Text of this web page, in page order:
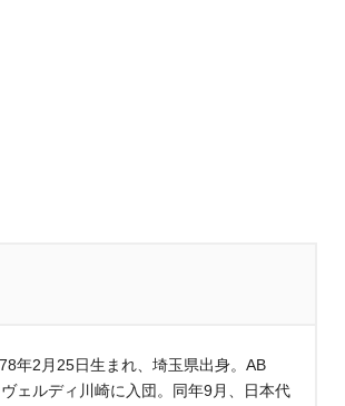
2月25日生まれ、埼玉県出身。AB
ェルディ川崎に入団。同年9月、日本代